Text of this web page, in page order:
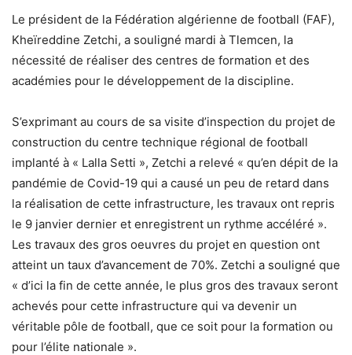
Le président de la Fédération algérienne de football (FAF),
Kheïreddine Zetchi, a souligné mardi à Tlemcen, la
nécessité de réaliser des centres de formation et des
académies pour le développement de la discipline.
S’exprimant au cours de sa visite d’inspection du projet de
construction du centre technique régional de football
implanté à « Lalla Setti », Zetchi a relevé « qu’en dépit de la
pandémie de Covid-19 qui a causé un peu de retard dans
la réalisation de cette infrastructure, les travaux ont repris
le 9 janvier dernier et enregistrent un rythme accéléré ».
Les travaux des gros oeuvres du projet en question ont
atteint un taux d’avancement de 70%. Zetchi a souligné que
« d’ici la fin de cette année, le plus gros des travaux seront
achevés pour cette infrastructure qui va devenir un
véritable pôle de football, que ce soit pour la formation ou
pour l’élite nationale ».